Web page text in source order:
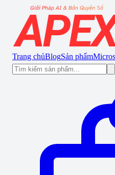
Trang chủBlogSản phẩm